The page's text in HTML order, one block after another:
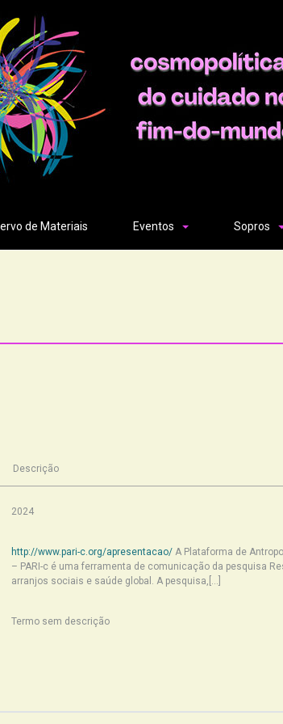
de Materiais Eventos Sopros
Descrição
2024
http://www.pari-c.org/apresentacao/ A Plataforma de
– PARI-c é uma ferramenta de comunicação da pesquisa
arranjos sociais e saúde global. A pesquisa,[...]
Termo sem descrição